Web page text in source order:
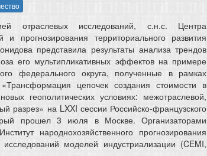
отраслевых исследований, с.н.с. Центра
и прогнозирования территориального развития
представила результаты анализа трендов
его мультипликативных эффектов на примере
федерального округа, полученные в рамках
цепочек создания стоимости в
геополитических условиях: межотраслевой,
разрез» на LXXI сессии Российско-французского
прошел 3 июля в Москве. Организаторами
народнохозяйственного прогнозирования
моделей индустриализации (CEMI,